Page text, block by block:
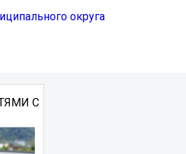
округа
С